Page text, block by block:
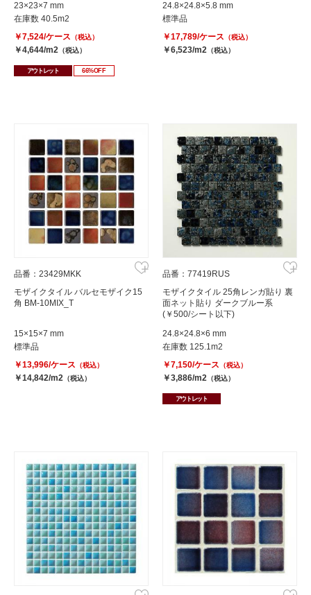
23×23×7 mm
在庫数 40.5m2
￥7,524/ケース （税込）
￥4,644/m2 （税込）
アウトレット 66%OFF
24.8×24.8×5.8 mm
標準品
￥17,789/ケース （税込）
￥6,523/m2 （税込）
品番：23429MKK
モザイクタイル バルセモザイク15
角 BM-10MIX_T
15×15×7 mm
標準品
￥13,996/ケース （税込）
￥14,842/m2 （税込）
品番：77419RUS
モザイクタイル 25角レンガ貼り 裏
面ネット貼り ダークブルー系
(￥500/シート以下)
24.8×24.8×6 mm
在庫数 125.1m2
￥7,150/ケース （税込）
￥3,886/m2 （税込）
アウトレット